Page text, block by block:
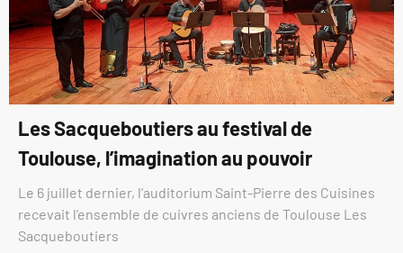
Les Sacqueboutiers au festival de
Toulouse, l’imagination au pouvoir
Le 6 juillet dernier, l’auditorium Saint-Pierre des Cuisines
recevait l’ensemble de cuivres anciens de Toulouse Les
Sacqueboutiers